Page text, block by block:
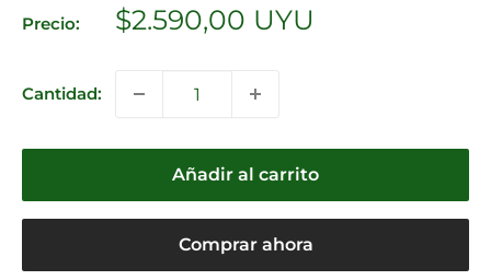
Precio:
Precio
$2.590,00 UYU
Cantidad:
Añadir al carrito
Comprar ahora